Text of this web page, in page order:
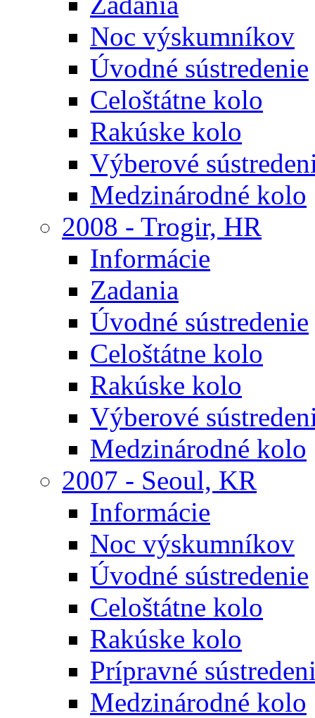
Noc výskumníkov
Úvodné sústredenie
Celoštátne kolo
Rakúske kolo
Výberové
Medzinárodné kolo
2008 - Trogir, HR
Informácie
Zadania
Úvodné sústredenie
Celoštátne kolo
Rakúske kolo
Výberové
Medzinárodné kolo
2007 - Seoul, KR
Informácie
Noc výskumníkov
Úvodné sústredenie
Celoštátne kolo
Rakúske kolo
Prípravné
Medzinárodné kolo